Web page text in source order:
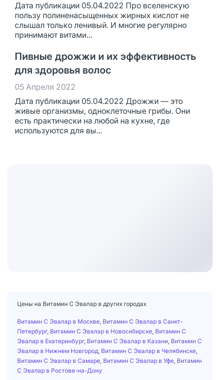
Дата публикации 05.04.2022 Про вселенскую
пользу полиненасыщенных жирных кислот не
слышал только ленивый. И многие регулярно
принимают витами...
Пивные дрожжи и их эффективность
для здоровья волос
05 Апреля 2022
Дата публикации 05.04.2022 Дрожжи — это
живые организмы, одноклеточные грибы. Они
есть практически на любой на кухне, где
используются для вы...
Цены на Витамин С Эвалар в других городах
Витамин С Эвалар в Москве Витамин С Эвалар в Санкт-
Петербург, Витамин С Эвалар в Новосибирске Витамин С
Эвалар в Екатеринбург, Витамин С Эвалар в Казани Витамин С
Эвалар в Нижнем Новгород Витамин С Эвалар в Челябинске
Витамин С Эвалар в Самаре Витамин С Эвалар в Уфе Витамин
С Эвалар в Ростове-на-Дону